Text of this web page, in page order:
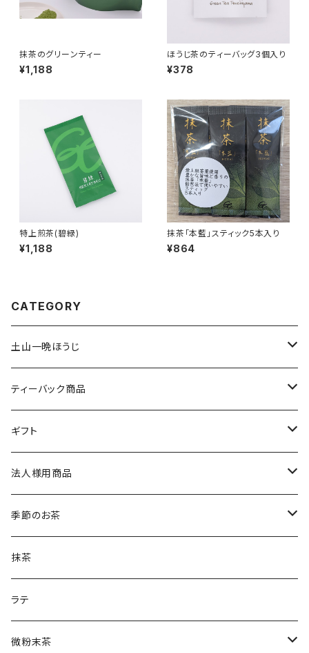
抹茶のグリーンティー
¥1,188
ほうじ茶のティーバッグ3個入り
¥378
特上煎茶(碧緑)
¥1,188
抹茶「本藍」スティック5本入り
¥864
CATEGORY
土山一晩ほうじ
土山一晩ほうじ 木蘭（もくらん）
土山一晩ほうじ 路考（ろこう）
土山一晩ほうじフィナンシェ
ティーバック商品
緑茶のティーバック
和紅茶のティーバック
ほうじ茶のティーバック
土山一晩ほうじティーバッグ
ギフト
かぶせ茶
和紅茶とフィナンシェ
フィナンシェ
土山一晩ほうじ
法人様用商品
微粉末かぶせ茶
微粉末ほうじ茶
微粉末和紅茶
季節のお茶
新茶
刈下茶
水出しかぶせ茶
抹茶
ラテ
微粉末茶